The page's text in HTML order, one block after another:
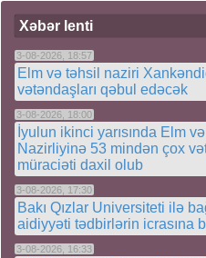
Xəbər lenti
3-08-2026, 18:57
Elm və təhsil naziri
vətəndaşları qəbul edəcək
3-08-2026, 18:00
İyulun ikinci yarısında Elm
Nazirliyinə 53 mindən çox
müraciəti daxil olub
3-08-2026, 17:30
Bakı Qızlar Universiteti ilə
aidiyyəti tədbirlərin icrasına
3-08-2026, 16:33